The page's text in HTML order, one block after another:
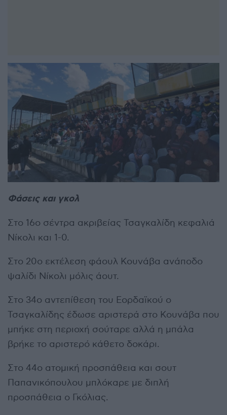
Φάσεις και γκολ
Στο 16ο σέντρα ακριβείας Τσαγκαλίδη κεφαλιά
Νίκολι και 1-0.
Στο 20ο εκτέλεση φάουλ Κουνάβα ανάποδο
ψαλίδι Νίκολι μόλις άουτ.
Στο 34ο αντεπίθεση του Εορδαϊκού ο
Τσαγκαλίδης έδωσε αριστερά στο Κουνάβα που
μπήκε στη περιοχή σούταρε αλλά η μπάλα
βρήκε το αριστερό κάθετο δοκάρι.
Στο 44ο ατομική προσπάθεια και σουτ
Παπανικόπουλου μπλόκαρε με διπλή
προσπάθεια ο Γκόλιας.